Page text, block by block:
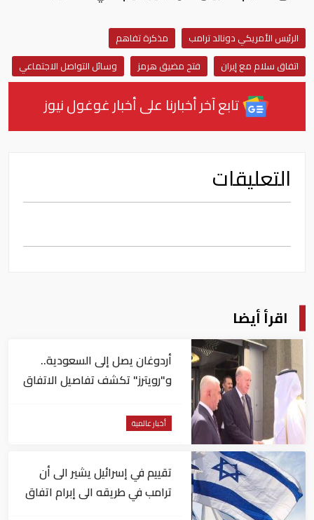
الرئيس الأمريكي دونالد ترامب
مذكرة تفاهم
اتفاق سلام مع إيران
فتح مضيق هرمز وسائل التواصل الاجتماعي
تابع آخر أخبارنا على أخبار غوغول نيوز
التعليقات
اقرأ أيضا
أردوغان يصل إلى السعودية..
و"رويترز" تكشف تفاصيل الاتفاق
أخبار عالمية
تقييم في إسرائيل يشير الى أن
ترامب في طريقه الى إبرام اتفاق